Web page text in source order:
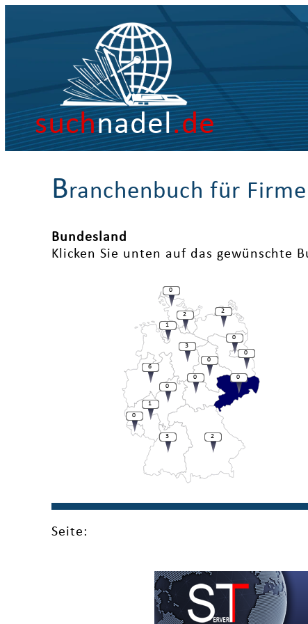
suchnadel.de
Branchenbuch für
Bundesland
Klicken Sie unten auf das gewünschte
0
0
6
0
0
2
2
0
1
3
0
0
1
3
0
2
Seite: